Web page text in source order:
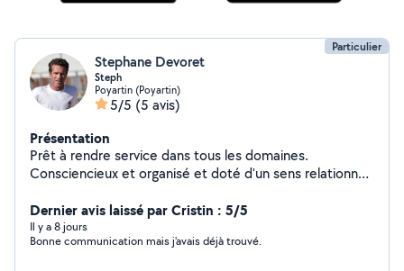
Particulier
Stephane Devoret
Steph
Poyartin (Poyartin)
5/5 (5 avis)
Présentation
Prêt à rendre service dans tous les domaines.
Consciencieux et organisé et doté d'un sens relationnel
Dernier avis laissé par Cristin : 5/5
Il y a 8 jours
Bonne communication mais j'avais déjà trouvé.